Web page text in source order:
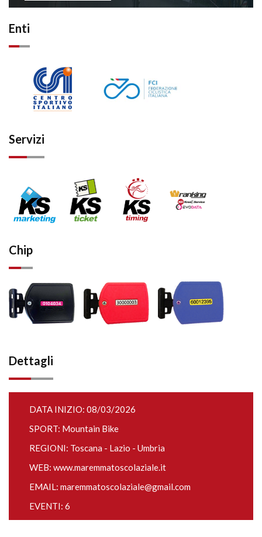
Enti
Servizi
Chip
Dettagli
DATA INIZIO: 08/03/2026
SPORT: Mountain Bike
REGIONI: Toscana - Lazio - Umbria
WEB: www.maremmatoscolaziale.it
EMAIL: maremmatoscolaziale@gmail.com
EVENTI: 6